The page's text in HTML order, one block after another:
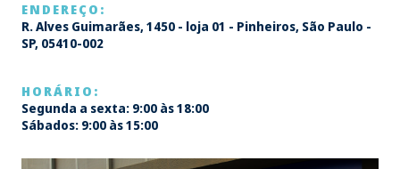
ENDEREÇO:
R. Alves Guimarães, 1450 - loja 01 - Pinheiros, São Paulo -
SP, 05410-002
HORÁRIO:
Segunda a sexta: 9:00 às 18:00
Sábados: 9:00 às 15:00